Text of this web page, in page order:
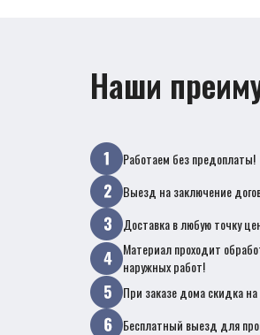
Наши
Работаем без предоплаты!
Выезд на заключение
Доставка в любую точку
Материал проходит
наружных работ!
При заказе дома скидка
Бесплатный выезд для